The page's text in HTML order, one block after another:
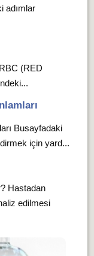
adımlar
(RED
Busayfadaki
için yard...
Hastadan
edilmesi